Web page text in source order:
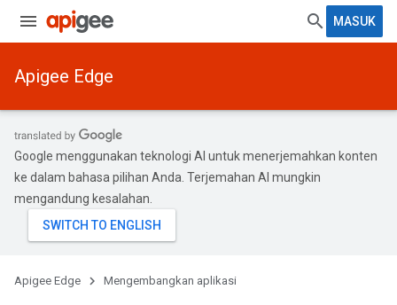
MASUK
Apigee Edge
Google menggunakan teknologi AI untuk menerjemahkan konten
ke dalam bahasa pilihan Anda. Terjemahan AI mungkin
mengandung kesalahan.
Apigee Edge Mengembangkan aplikasi